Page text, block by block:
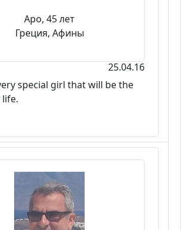
Apo, 45 лет
Греция, Афины
25.04.16
special girl that will be the